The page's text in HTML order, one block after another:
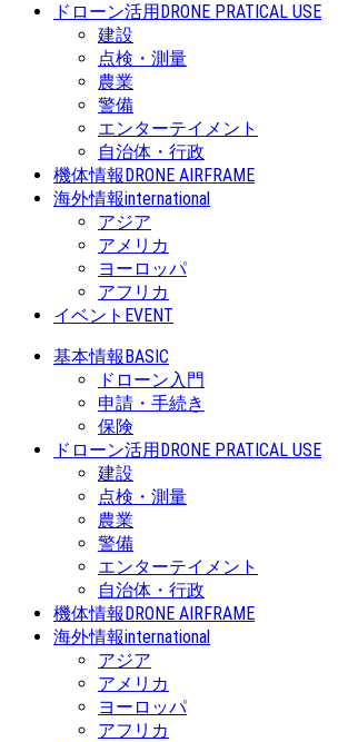
ドローン活用DRONE PRATICAL USE
建設
点検・測量
農業
警備
エンターテイメント
自治体・行政
機体情報DRONE AIRFRAME
海外情報international
アジア
アメリカ
ヨーロッパ
アフリカ
イベント EVENT
基本情報BASIC
ドローン入門
申請・手続き
保険
ドローン活用DRONE PRATICAL USE
建設
点検・測量
農業
警備
エンターテイメント
自治体・行政
機体情報DRONE AIRFRAME
海外情報international
アジア
アメリカ
ヨーロッパ
アフリカ